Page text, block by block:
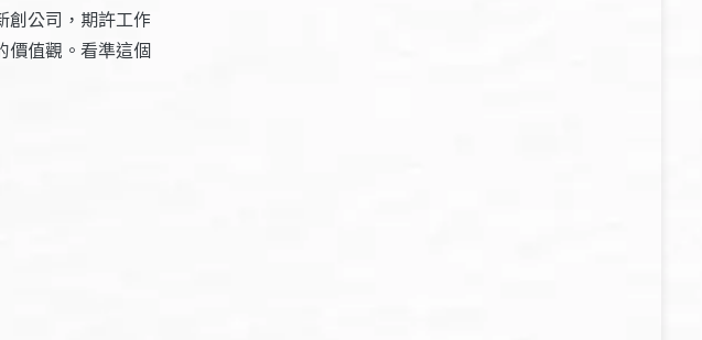
創公司，期許工作
價值觀。看準這個